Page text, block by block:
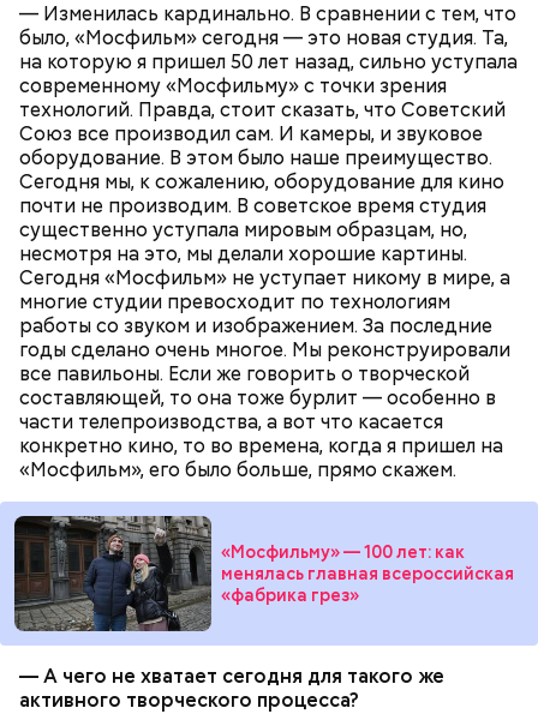
— Изменилась кардинально. В сравнении с тем, что
было, «Мосфильм» сегодня — это новая студия. Та,
на которую я пришел 50 лет назад, сильно уступала
современному «Мосфильму» с точки зрения
технологий. Правда, стоит сказать, что Советский
Союз все производил сам. И камеры, и звуковое
оборудование. В этом было наше преимущество.
Сегодня мы, к сожалению, оборудование для кино
почти не производим. В советское время студия
существенно уступала мировым образцам, но,
несмотря на это, мы делали хорошие картины.
Сегодня «Мосфильм» не уступает никому в мире, а
многие студии превосходит по технологиям
работы со звуком и изображением. За последние
годы сделано очень многое. Мы реконструировали
все павильоны. Если же говорить о творческой
составляющей, то она тоже бурлит — особенно в
части телепроизводства, а вот что касается
конкретно кино, то во времена, когда я пришел на
«Мосфильм», его было больше, прямо скажем.
«Мосфильму» — 100 лет: как
менялась главная всероссийская
«фабрика грез»
— А чего не хватает сегодня для такого же
активного творческого процесса?
Кроме того, специалист не советует покупать
дыню с вмятиной или перележавшую в магазине
долгое время:
— Есть опасность, что гнилостные процессы
распространились по всему плоду. Ей можно
отравиться.